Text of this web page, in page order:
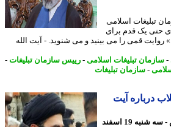
اسلامی
یک قدم برای
قمی را می بینید و می شنوید. - آیت الله
تبلیغات اسلامی-رییس سازمان تبلیغات-
-سازمان تبلیغات
آیت
5 ماه پیش - سه شنبه 19 اسفند